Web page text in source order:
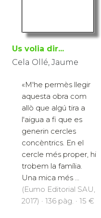
Us volia dir...
Cela Ollé, Jaume
«M'he permès llegir
aquesta obra com
allò que algú tira a
l'aigua a fi que es
generin cercles
concèntrics. En el
cercle més proper, hi
trobem la família.
Una mica més ...
(Eumo Editorial SAU,
2017) · 136 pàg. · 15 €